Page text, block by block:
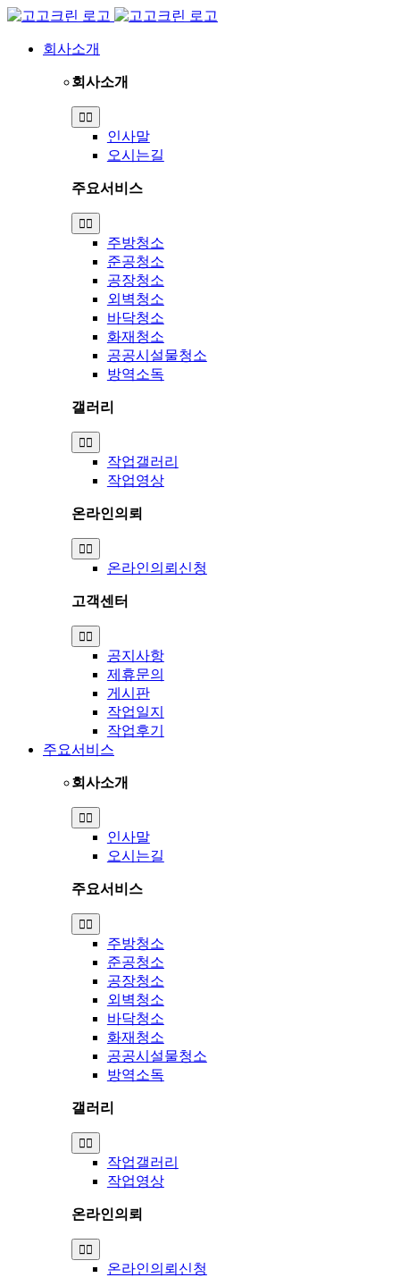
Skip
content회사소개
회사소개
Toggle
Navigation
인사말
오시는길
주요서비스
Toggle
Navigation
주방청소
준공청소
공장청소
외벽청소
바닥청소
화재청소
공공시설물청소
방역소독
갤러리
Toggle
Navigation
작업갤러리
작업영상
온라인의뢰
Toggle
Navigation
온라인의뢰신청
고객센터
Toggle
Navigation
공지사항
제휴문의
게시판
작업일지
작업후기
주요서비스
회사소개
Toggle
Navigation
인사말
오시는길
주요서비스
Toggle
Navigation
주방청소
준공청소
공장청소
외벽청소
바닥청소
화재청소
공공시설물청소
방역소독
갤러리
Toggle
Navigation
작업갤러리
작업영상
온라인의뢰
Toggle
Navigation
온라인의뢰신청